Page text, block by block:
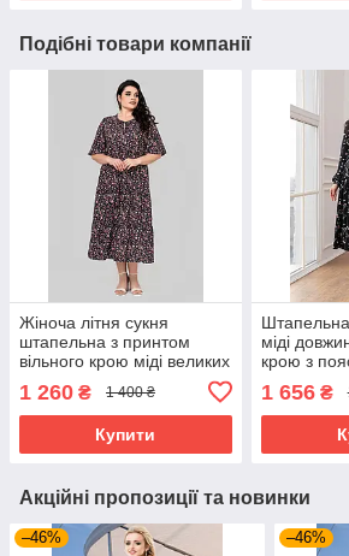
Подібні товари компанії
Жіноча літня сукня
штапельна з принтом
вільного крою міді великих
розмірів 64 різні кольори
темно-синя
1 260 ₴ 1 400 ₴
Купити
міді
крою з
1 656₴
Акційні пропозиції та новинки
–46% –46%